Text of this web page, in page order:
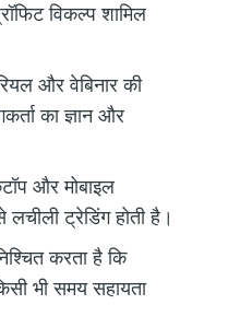
विकल्प शामिल
और वेबिनार की
का ज्ञान और
और मोबाइल
ट्रेडिंग होती है।
करता है कि
भी समय सहायता